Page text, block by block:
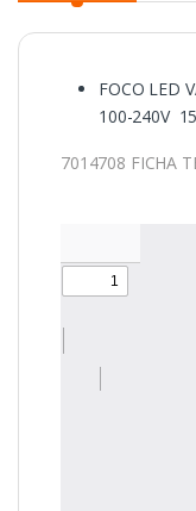
FOCO LED
100-240V
7014708 FICHA